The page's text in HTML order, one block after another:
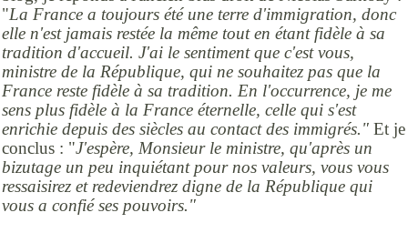
"La France a toujours été une terre d'immigration, donc
elle n'est jamais restée la même tout en étant fidèle à sa
tradition d'accueil. J'ai le sentiment que c'est vous,
ministre de la République, qui ne souhaitez pas que la
France reste fidèle à sa tradition. En l'occurrence, je me
sens plus fidèle à la France éternelle, celle qui s'est
enrichie depuis des siècles au contact des immigrés." Et je
conclus : "J'espère, Monsieur le ministre, qu'après un
bizutage un peu inquiétant pour nos valeurs, vous vous
ressaisirez et redeviendrez digne de la République qui
vous a confié ses pouvoirs."